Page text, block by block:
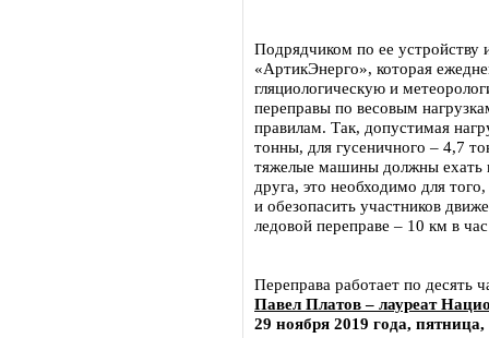
Подрядчиком по ее устройству
«АртикЭнерго», которая
гляциологическую и
переправы по весовым
правилам. Так, допустимая
тонны, для гусеничного – 4,7
тяжелые машины должны ехать
друга, это необходимо для
и обезопасить участников
ледовой переправе – 10 км в
Переправа работает по десять
Павел Платов – лауреат
29 ноября 2019 года, пятница,